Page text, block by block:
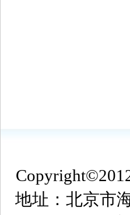
地址：北京市